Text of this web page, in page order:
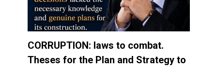
CORRUPTION: laws to combat.
Theses for the Plan and Strategy to